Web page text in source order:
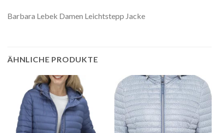
Barbara Lebek Damen Leichtstepp Jacke
ÄHNLICHE PRODUKTE